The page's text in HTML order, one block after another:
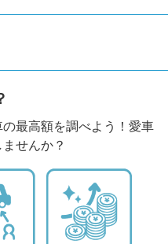
最高額を調べよう！愛車
せんか？